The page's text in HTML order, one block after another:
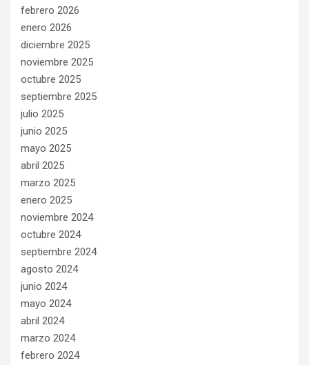
febrero 2026
enero 2026
diciembre 2025
noviembre 2025
octubre 2025
septiembre 2025
julio 2025
junio 2025
mayo 2025
abril 2025
marzo 2025
enero 2025
noviembre 2024
octubre 2024
septiembre 2024
agosto 2024
junio 2024
mayo 2024
abril 2024
marzo 2024
febrero 2024